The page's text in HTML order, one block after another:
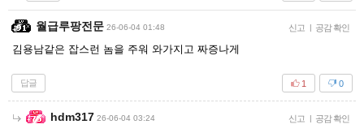
월급루팡전문 26-06-04 01:48 신고 공감 확인
김용남같은 잡스런 놈을 주워 와가지고 짜증나게
답글 0
1
hdm317 26-06-04 03:24 신고 공감 확인